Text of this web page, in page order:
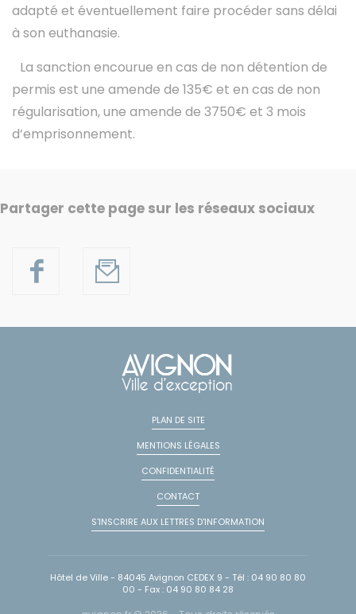
adapté et éventuellement faire procéder sans délai
à son euthanasie.
La sanction encourue en cas de non détention de
permis est une amende de 135€ et en cas de non
régularisation, une amende de 3750€ et 3 mois
d’emprisonnement.
Partager cette page sur les réseaux sociaux
PLAN DE SITE
MENTIONS LÉGALES
CONFIDENTIALITÉ
CONTACT
S'INSCRIRE AUX LETTRES D'INFORMATION
Hôtel de Ville - 84045 Avignon CEDEX 9 - Tél : 04 90 80 80
00 - Fax : 04 90 80 84 28